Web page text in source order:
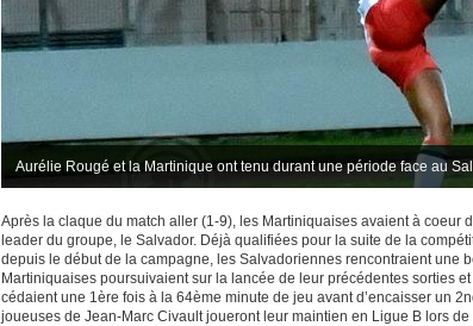
Aurélie Rougé et la Martinique ont tenu durant une période face au
Après la claque du match aller (1-9), les Martiniquaises avaient à coeur
leader du groupe, le Salvador. Déjà qualifiées pour la suite de la
depuis le début de la campagne, les Salvadoriennes rencontraient une
Martiniquaises poursuivaient sur la lancée de leur précédentes sorties
cédaient une 1ère fois à la 64ème minute de jeu avant d’encaisser un
joueuses de Jean-Marc Civault joueront leur maintien en Ligue B lors